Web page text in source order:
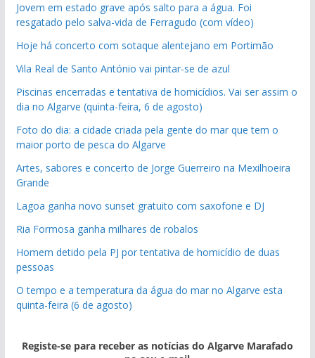
Jovem em estado grave após salto para a água. Foi
resgatado pelo salva-vida de Ferragudo (com vídeo)
Hoje há concerto com sotaque alentejano em Portimão
Vila Real de Santo António vai pintar-se de azul
Piscinas encerradas e tentativa de homicídios. Vai ser assim o
dia no Algarve (quinta-feira, 6 de agosto)
Foto do dia: a cidade criada pela gente do mar que tem o
maior porto de pesca do Algarve
Artes, sabores e concerto de Jorge Guerreiro na Mexilhoeira
Grande
Lagoa ganha novo sunset gratuito com saxofone e DJ
Ria Formosa ganha milhares de robalos
Homem detido pela PJ por tentativa de homicídio de duas
pessoas
O tempo e a temperatura da água do mar no Algarve esta
quinta-feira (6 de agosto)
Registe-se para receber as notícias do Algarve Marafado